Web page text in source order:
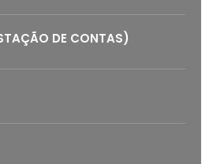
DE CONTAS)